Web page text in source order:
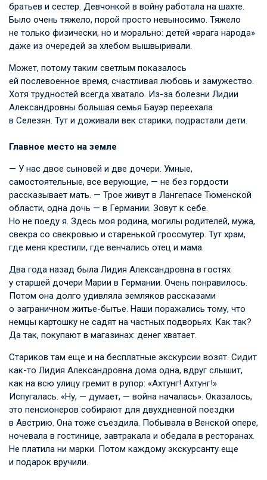
братьев и сестер. Девчонкой в войну работала на шахте.
Было очень тяжело, порой просто невыносимо. Тяжело
не только физически, но и морально: детей «врага народа»
даже из очередей за хлебом вышвыривали.
Может, потому таким светлым показалось
ей послевоенное время, счастливая любовь и замужество.
Хотя трудностей всегда хватало. Из-за болезни Лидии
Александровны большая семья Бауэр переехала
в Селезян. Тут и доживали век старики, подрастали дети.
Главное место на земле
— У нас двое сыновей и две дочери. Умные,
самостоятельные, все верующие, — не без гордости
рассказывает мать. — Трое живут в Лангепасе Тюменской
области, одна дочь — в Германии. Зовут к себе.
Но не поеду я. Здесь моя родина, могилы родителей, мужа,
свекра со свекровью и старенькой гроссмутер. Тут храм,
где меня крестили, где венчались отец и мама.
Два года назад была Лидия Александровна в гостях
у старшей дочери Марии в Германии. Очень понравилось.
Потом она долго удивляла земляков рассказами
о заграничном житье-бытье. Наши поражались тому, что
немцы картошку не садят на частных подворьях. Как так?
Да так, покупают в магазинах: денег хватает.
Стариков там еще и на бесплатные экскурсии возят. Сидит
как-то Лидия Александровна дома одна, вдруг слышит,
как на всю улицу гремит в рупор: «Ахтунг! Ахтунг!»
Испугалась. «Ну, — думает, — война началась». Оказалось,
это пенсионеров собирают для двухдневной поездки
в Австрию. Она тоже съездила. Побывала в Венской опере,
ночевала в гостинице, завтракала и обедала в ресторанах.
Не платила ни марки. Потом каждому экскурсанту еще
и подарок вручили.